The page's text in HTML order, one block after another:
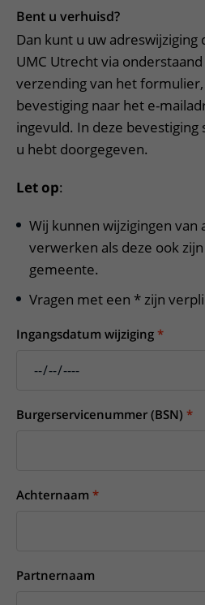
Mijn UMC Utrecht patiëntportaal
Contact met verpleegafdeling
Het Wilhelmina Kinderziekenhuis
Werken bij het UMC Utrecht
Bent u verhuisd?
Dan kunt u uw adreswijziging
UMC Utrecht via
verzending van het
bevestiging naar het e-
ingevuld. In deze bevestiging
u hebt doorgegeven.
Let op:
Wij kunnen wijzigingen van
verwerken als deze ook
gemeente.
Vragen met een * zijn
Ingangsdatum wijziging
Burgerservicenummer (BSN)
Achternaam
Partnernaam